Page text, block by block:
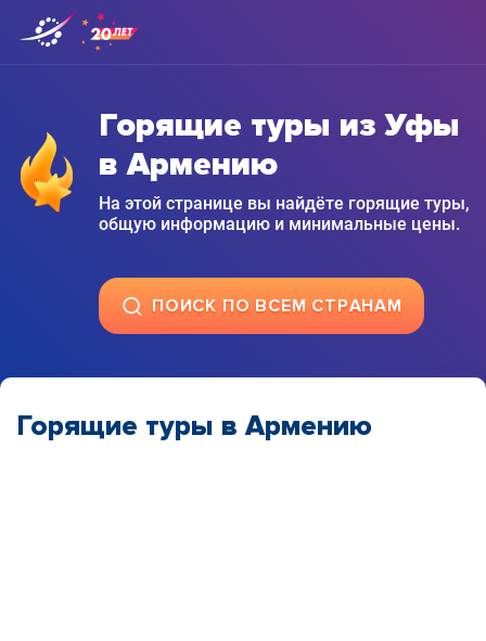
Горящие туры из Уфы
в Армению
На этой странице вы найдёте горящие туры,
общую информацию и минимальные цены.
ПОИСК ПО ВСЕМ СТРАНАМ
Горящие туры в Армению